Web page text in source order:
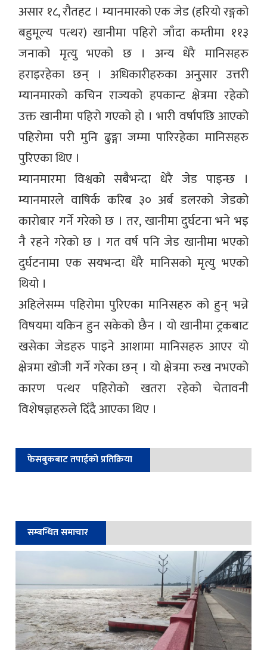
असार १८, रौतहट । म्यानमारको एक जेड (हरियो रङ्गको
बहुमूल्य पत्थर) खानीमा पहिरो जाँदा कम्तीमा ११३
जनाको मृत्यु भएको छ । अन्य धेरै मानिसहरु
हराइरहेका छन् । अधिकारीहरुका अनुसार उत्तरी
म्यानमारको कचिन राज्यको हपकान्ट क्षेत्रमा रहेको
उक्त खानीमा पहिरो गएको हो । भारी वर्षापछि आएको
पहिरोमा परी मुनि ढुङ्गा जम्मा पारिरहेका मानिसहरु
पुरिएका थिए ।
म्यानमारमा विश्वको सबैभन्दा धेरै जेड पाइन्छ ।
म्यानमारले वाषिर्क करिब ३० अर्ब डलरको जेडको
कारोबार गर्ने गरेको छ । तर, खानीमा दुर्घटना भने भइ
नै रहने गरेको छ । गत वर्ष पनि जेड खानीमा भएको
दुर्घटनामा एक सयभन्दा धेरै मानिसको मृत्यु भएको
थियो ।
अहिलेसम्म पहिरोमा पुरिएका मानिसहरु को हुन् भन्ने
विषयमा यकिन हुन सकेको छैन । यो खानीमा ट्रकबाट
खसेका जेडहरु पाइने आशामा मानिसहरु आएर यो
क्षेत्रमा खोजी गर्ने गरेका छन् । यो क्षेत्रमा रुख नभएको
कारण पत्थर पहिरोको खतरा रहेको चेतावनी
विशेषज्ञहरुले दिँदै आएका थिए ।
फेसबुकबाट तपाईको प्रतिक्रिया
सम्बन्धित समाचार